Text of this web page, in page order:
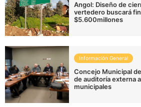
Angol: Diseño de
vertedero buscará
$5.600millones
Información General
Concejo Municipal
de auditoría externa
municipales